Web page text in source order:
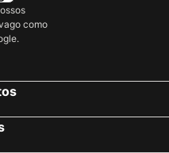
Hotéis
Hotéis
Hotéis
como